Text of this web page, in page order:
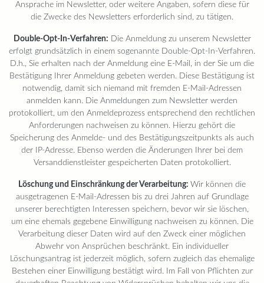
Ansprache im Newsletter, oder weitere Angaben, sofern diese für
die Zwecke des Newsletters erforderlich sind, zu tätigen.
Double-Opt-In-Verfahren: Die Anmeldung zu unserem Newsletter
erfolgt grundsätzlich in einem sogenannte Double-Opt-In-Verfahren.
D.h., Sie erhalten nach der Anmeldung eine E-Mail, in der Sie um die
Bestätigung Ihrer Anmeldung gebeten werden. Diese Bestätigung ist
notwendig, damit sich niemand mit fremden E-Mail-Adressen
anmelden kann. Die Anmeldungen zum Newsletter werden
protokolliert, um den Anmeldeprozess entsprechend den rechtlichen
Anforderungen nachweisen zu können. Hierzu gehört die
Speicherung des Anmelde- und des Bestätigungszeitpunkts als auch
der IP-Adresse. Ebenso werden die Änderungen Ihrer bei dem
Versanddienstleister gespeicherten Daten protokolliert.
Löschung und Einschränkung der Verarbeitung: Wir können die
ausgetragenen E-Mail-Adressen bis zu drei Jahren auf Grundlage
unserer berechtigten Interessen speichern, bevor wir sie löschen,
um eine ehemals gegebene Einwilligung nachweisen zu können. Die
Verarbeitung dieser Daten wird auf den Zweck einer möglichen
Abwehr von Ansprüchen beschränkt. Ein individueller
Löschungsantrag ist jederzeit möglich, sofern zugleich das ehemalige
Bestehen einer Einwilligung bestätigt wird. Im Fall von Pflichten zur